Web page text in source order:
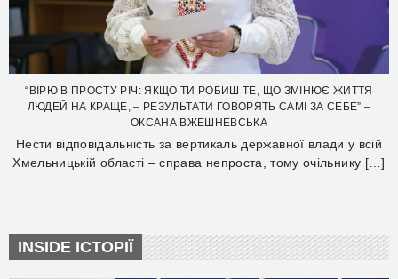
“ВІРЮ В ПРОСТУ РІЧ: ЯКЩО ТИ РОБИШ ТЕ, ЩО ЗМІНЮЄ ЖИТТЯ
ЛЮДЕЙ НА КРАЩЕ, – РЕЗУЛЬТАТИ ГОВОРЯТЬ САМІ ЗА СЕБЕ” –
ОКСАНА ВЖЕШНЕВСЬКА
Нести відповідальність за вертикаль державної влади у всій
Хмельницькій області – справа непроста, тому очільнику […]
INSIDE ІСТОРІЇ